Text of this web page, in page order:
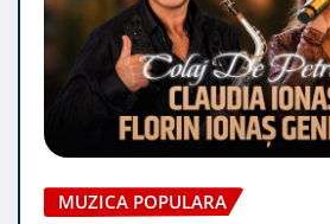
MUZICA POPULARA